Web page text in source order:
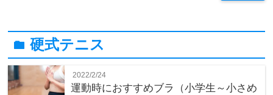
folder硬式テニス
2022/2/24
運動時におすすめブラ（小学生～小さめ